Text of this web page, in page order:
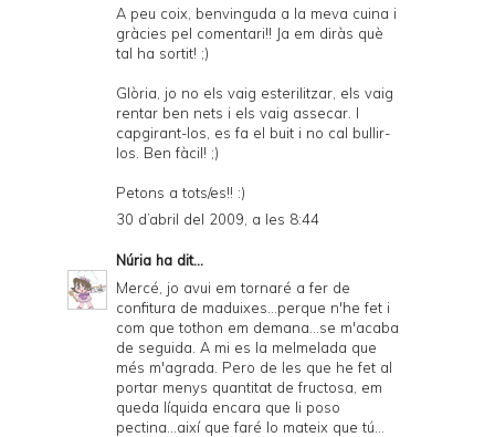
A peu coix, benvinguda a la meva cuina i
gràcies pel comentari!! Ja em diràs què
tal ha sortit! ;)
Glòria, jo no els vaig esterilitzar, els vaig
rentar ben nets i els vaig assecar. I
capgirant-los, es fa el buit i no cal bullir-
los. Ben fàcil! ;)
Petons a tots/es!! :)
30 d’abril del 2009, a les 8:44
Núria ha dit...
Mercé, jo avui em tornaré a fer de
confitura de maduixes...perque n'he fet i
com que tothon em demana...se m'acaba
de seguida. A mi es la melmelada que
més m'agrada. Pero de les que he fet al
portar menys quantitat de fructosa, em
queda líquida encara que li poso
pectina...així que faré lo mateix que tú...